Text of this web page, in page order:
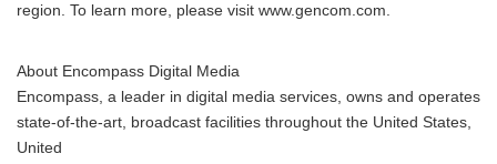
region. To learn more, please visit www.gencom.com.
About Encompass Digital Media
Encompass, a leader in digital media services, owns and operates
state-of-the-art, broadcast facilities throughout the United States,
United